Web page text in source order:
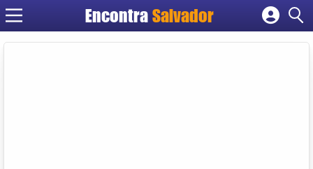
EncontraSalvador
Cadastrar empresa